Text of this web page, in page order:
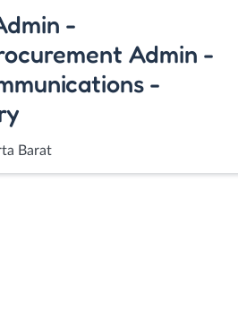
-
Admin -
-
Barat